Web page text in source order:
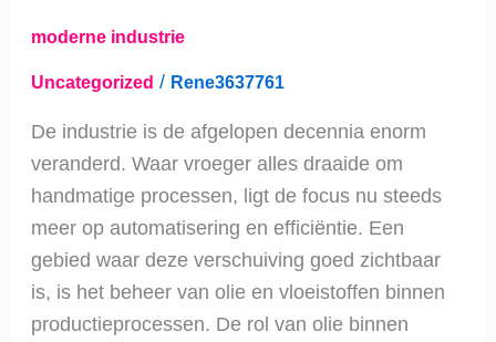
moderne industrie
Uncategorized / Rene3637761
De industrie is de afgelopen decennia enorm
veranderd. Waar vroeger alles draaide om
handmatige processen, ligt de focus nu steeds
meer op automatisering en efficiëntie. Een
gebied waar deze verschuiving goed zichtbaar
is, is het beheer van olie en vloeistoffen binnen
productieprocessen. De rol van olie binnen
de